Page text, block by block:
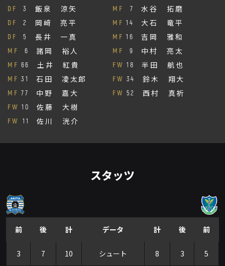
DF 3 飯泉 涼矢
DF 2 岡﨑 亮平
DF 5 長井 一真
MF 6 諸岡 裕人
MF 66 土井 紅貴
MF 31 石田 凌太郎
MF 77 中野 嘉大
FW 10 佐藤 大樹
FW 11 佐川 洸介
MF 7 水谷 拓磨
MF 14 大石 竜平
MF 16 吉岡 雅和
MF 9 中村 亮太
FW 18 半田 航也
FW 34 鈴木 翔大
FW 52 西村 真祈
スタッツ
前 後 計 データ 計 後 前
3 7 10 シュート 8 3 5